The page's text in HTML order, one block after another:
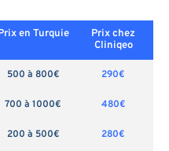
en Turquie
Prix chez
Cliniqeo
500 à 800€
290€
700 à 1000€
480€
200 à 500€
280€